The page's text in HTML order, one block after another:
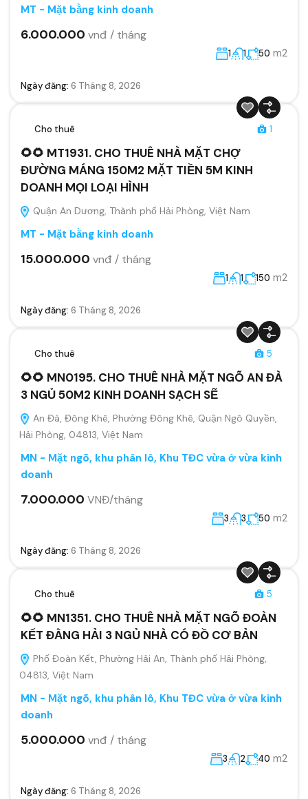
MT - Mặt bằng kinh doanh
6.000.000 vnđ / tháng
1 1 50 m2
Ngày đăng: 6 Tháng 8, 2026
Cho thuê 1
🌻🌻 MT1931. CHO THUÊ NHÀ MẶT CHỢ
ĐƯỜNG MÁNG 150M2 MẶT TIỀN 5M KINH
DOANH MỌI LOẠI HÌNH
Quận An Dương, Thành phố Hải Phòng, Việt Nam
MT - Mặt bằng kinh doanh
15.000.000 vnđ / tháng
1 1 150 m2
Ngày đăng: 6 Tháng 8, 2026
Cho thuê 5
🌻🌻 MN0195. CHO THUÊ NHÀ MẶT NGÕ AN ĐÀ
3 NGỦ 50M2 KINH DOANH SẠCH SẼ
An Đà, Đông Khê, Phường Đông Khê, Quận Ngô Quyền,
Hải Phòng, 04813, Việt Nam
MN - Mặt ngõ, khu phân lô, Khu TĐC vừa ở vừa kinh
doanh
7.000.000 VNĐ/tháng
3 3 50 m2
Ngày đăng: 6 Tháng 8, 2026
Cho thuê 5
🌻🌻 MN1351. CHO THUÊ NHÀ MẶT NGÕ ĐOÀN
KẾT ĐẰNG HẢI 3 NGỦ NHÀ CÓ ĐỒ CƠ BẢN
Phố Đoàn Kết, Phường Hải An, Thành phố Hải Phòng,
04813, Việt Nam
MN - Mặt ngõ, khu phân lô, Khu TĐC vừa ở vừa kinh
doanh
5.000.000 vnđ / tháng
3 2 40 m2
Ngày đăng: 6 Tháng 8, 2026